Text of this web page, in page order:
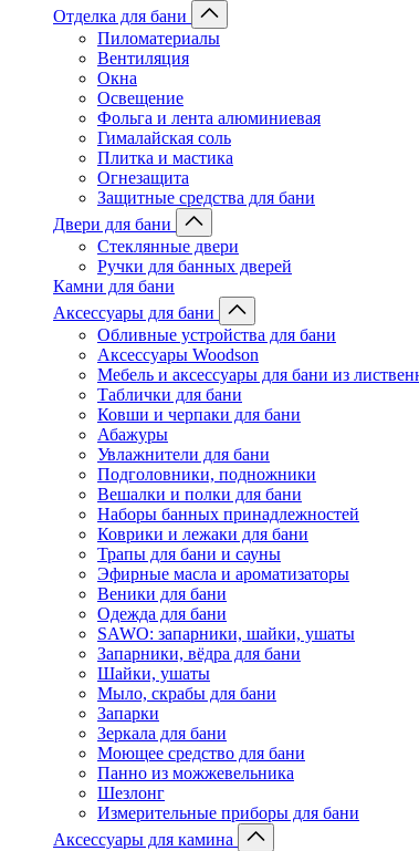
Отделка для бани
Пиломатериалы
Вентиляция
Окна
Освещение
Фольга и лента алюминиевая
Гималайская соль
Плитка и мастика
Огнезащита
Защитные средства для бани
Двери для бани
Стеклянные двери
Ручки для банных дверей
Камни для бани
Аксессуары для бани
Обливные устройства для бани
Аксессуары Woodson
Мебель и аксессуары для бани из
Таблички для бани
Ковши и черпаки для бани
Абажуры
Увлажнители для бани
Подголовники, подножники
Вешалки и полки для бани
Наборы банных принадлежностей
Коврики и лежаки для бани
Трапы для бани и сауны
Эфирные масла и ароматизаторы
Веники для бани
Одежда для бани
SAWO: запарники, шайки, ушаты
Запарники, вёдра для бани
Шайки, ушаты
Мыло, скрабы для бани
Запарки
Зеркала для бани
Моющее средство для бани
Панно из можжевельника
Шезлонг
Измерительные приборы для бани
Аксессуары для камина